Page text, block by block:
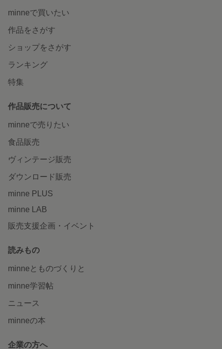
minneで買いたい
作品をさがす
ショップをさがす
ランキング
特集
作品販売について
minneで売りたい
食品販売
ヴィンテージ販売
ダウンロード販売
minne PLUS
minne LAB
販売支援企画・イベント
読みもの
minneとものづくりと
minne学習帖
ニュース
minneの本
企業の方へ